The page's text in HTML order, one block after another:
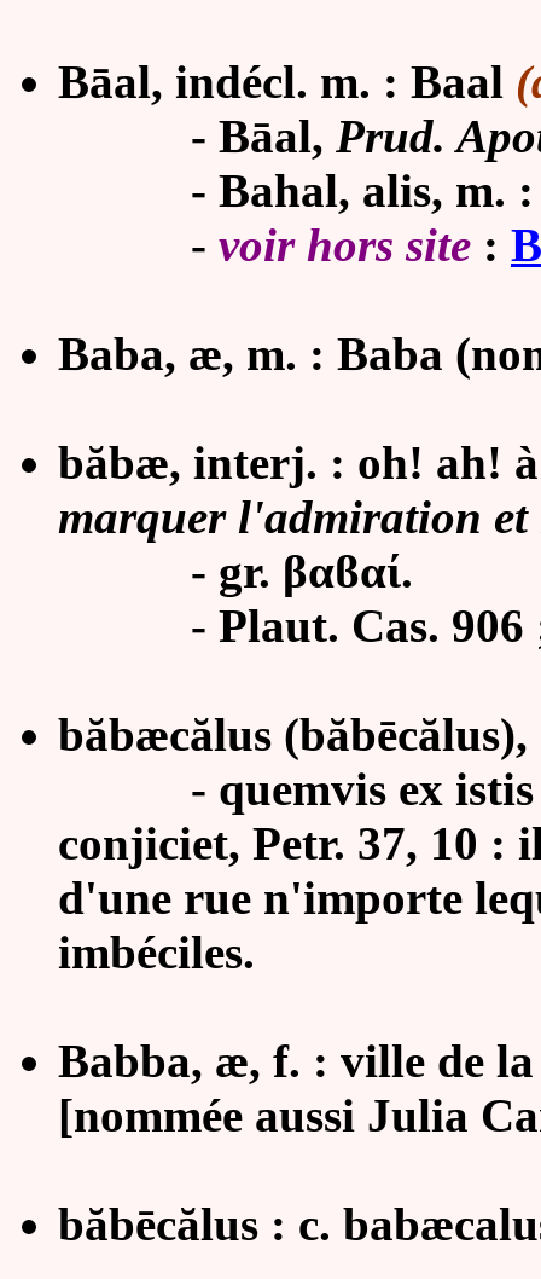
Bāal, indécl. m. : Baal
- Bāal, Prud.
- Bahal, alis, m. :
- voir hors site :
Baba, æ, m. : Baba
băbæ, interj. : oh! ah!
marquer l'admiration
- gr. βαϐαί.
- Plaut. Cas. 906
băbæcălus
- quemvis ex istis
conjiciet, Petr. 37, 10 :
d'une rue n'importe
imbéciles.
Babba, æ, f. : ville de
[nommée aussi Julia
băbēcălus : c.